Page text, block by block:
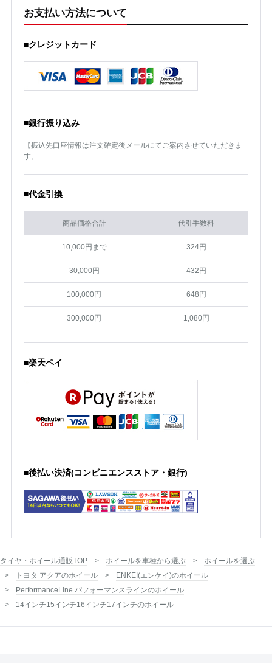
お支払い方法について
■クレジットカード
■銀行振り込み
【振込先口座情報は注文確定後メールにてご案内させていただきま
す。
■代金引換
商品価格合計 代引手数料
10,000円まで 324円
30,000円 432円
100,000円 648円
300,000円 1,080円
■楽天ペイ
■後払い決済(コンビニエンスストア・銀行)
タイヤ・ホイール通販TOP ホイールを車種から選ぶ
ホイールを選ぶ
トヨタ アクアのホイール
ENKEI(エンケイ)のホイール
PerformanceLine パフォーマンスラインのホイール
14インチ15インチ16インチ17インチのホイール